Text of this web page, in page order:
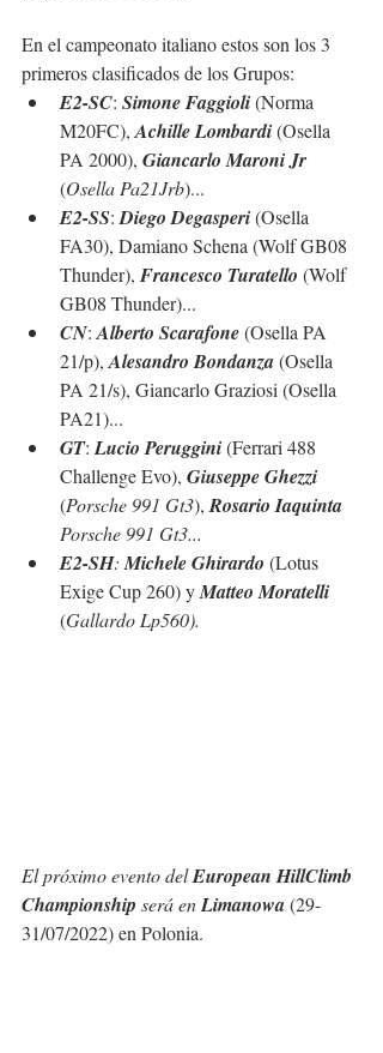
En el campeonato italiano estos son los 3
primeros clasificados de los Grupos:
E2-SC: Simone Faggioli (Norma
M20FC), Achille Lombardi (Osella
PA 2000), Giancarlo Maroni Jr
(Osella Pa21Jrb)...
E2-SS: Diego Degasperi (Osella
FA30), Damiano Schena (Wolf GB08
Thunder), Francesco Turatello (Wolf
GB08 Thunder)...
CN: Alberto Scarafone (Osella PA
21/p), Alesandro Bondanza (Osella
PA 21/s), Giancarlo Graziosi (Osella
PA21)...
GT: Lucio Peruggini (Ferrari 488
Challenge Evo), Giuseppe Ghezzi
(Porsche 991 Gt3), Rosario Iaquinta
Porsche 991 Gt3...
E2-SH: Michele Ghirardo (Lotus
Exige Cup 260) y Matteo Moratelli
(Gallardo Lp560).
El próximo evento del European HillClimb
Championship será en Limanowa(29-
31/07/2022) en Polonia.